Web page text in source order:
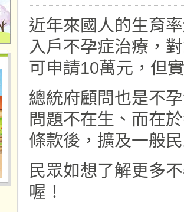
近年來國人的生育
入戶不孕症治療，
可申請10萬元，但
總統府顧問也是不
問題不在生、而在
條款後，擴及一般
民眾如想了解更多
喔！